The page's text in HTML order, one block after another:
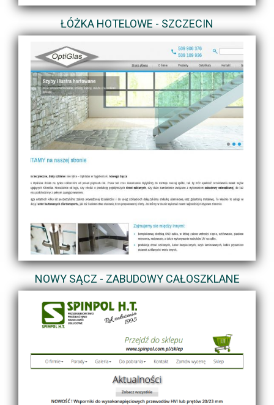
ŁÓŻKA HOTELOWE - SZCZECIN
NOWY SĄCZ - ZABUDOWY CAŁOSZKLANE